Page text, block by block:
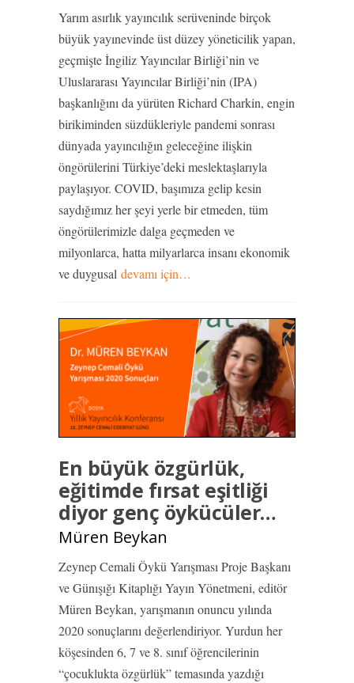
Yarım asırlık yayıncılık serüveninde birçok
büyük yayınevinde üst düzey yöneticilik yapan,
geçmişte İngiliz Yayıncılar Birliği’nin ve
Uluslararası Yayıncılar Birliği’nin (IPA)
başkanlığını da yürüten Richard Charkin, engin
birikiminden süzdükleriyle pandemi sonrası
dünyada yayıncılığın geleceğine ilişkin
öngörülerini Türkiye’deki meslektaşlarıyla
paylaşıyor. COVID, başımıza gelip kesin
saydığımız her şeyi yerle bir etmeden, tüm
öngörülerimizle dalga geçmeden ve
milyonlarca, hatta milyarlarca insanı ekonomik
ve duygusal devamı için…
En büyük özgürlük,
eğitimde fırsat eşitliği
diyor genç öykücüler…
Müren Beykan
Zeynep Cemali Öykü Yarışması Proje Başkanı
ve Günışığı Kitaplığı Yayın Yönetmeni, editör
Müren Beykan, yarışmanın onuncu yılında
2020 sonuçlarını değerlendiriyor. Yurdun her
köşesinden 6, 7 ve 8. sınıf öğrencilerinin
“çocuklukta özgürlük” temasında yazdığı